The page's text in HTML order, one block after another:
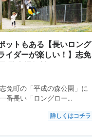
ットもある【長いロング
イダーが楽しい！】志免
[駐車場無料]
免町の「平成の森公園」に
番長い「ロングロー...
詳しくはコチラ